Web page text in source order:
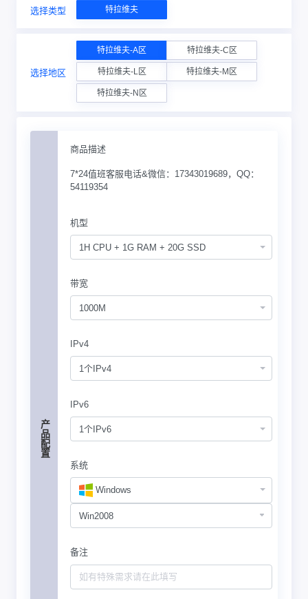
选择类型 特拉维夫
选择地区
特拉维夫-A区 特拉维夫-C区
特拉维夫-L区 特拉维夫-M区
特拉维夫-N区
产品配置
商品描述
7*24值班客服电话&微信：17343019689，QQ：
54119354
机型
1H CPU + 1G RAM + 20G SSD
带宽
1000M
IPv4
1个IPv4
IPv6
1个IPv6
系统
Windows
备注